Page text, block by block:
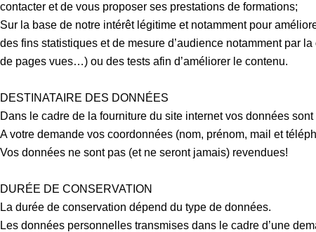
contacter et de vous proposer ses prestations de formations;
Sur la base de notre intérêt légitime et notamment pour
des fins statistiques et de mesure d’audience notamment par
de pages vues…) ou des tests afin d’améliorer le contenu.
DESTINATAIRE DES DONNÉES
Dans le cadre de la fourniture du site internet vos données
A votre demande vos coordonnées (nom, prénom, mail et
Vos données ne sont pas (et ne seront jamais) revendues!
DURÉE DE CONSERVATION
La durée de conservation dépend du type de données.
Les données personnelles transmises dans le cadre d’une